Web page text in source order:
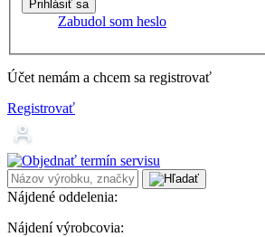
Zabudol som heslo
Účet nemám a chcem sa registrovať
Registrovať
Nájdené oddelenia:
Nájdení výrobcovia: